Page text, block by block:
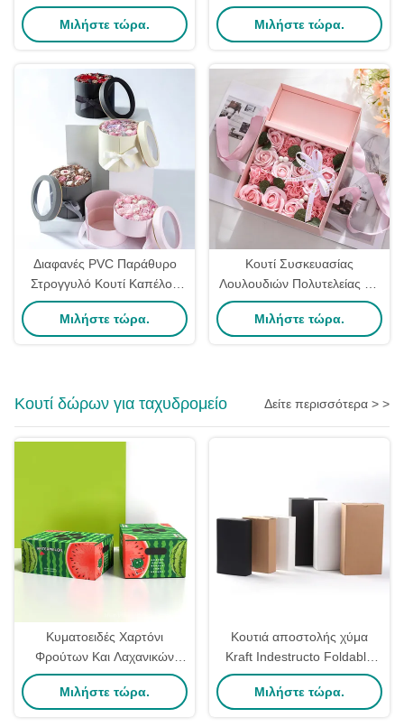
λουλουδιών τριαντάφυλλων
κουτί μπουκέτο χειροποίητο
Μιλήστε τώρα.
Τριαντάφυλλων Κουτί με
Χρυσό Λογότυπο Σφράγισης
Κουτιά
Μιλήστε τώρα.
Διαφανές PVC Παράθυρο
Στρογγυλό Κουτί Καπέλου
Λουλουδιών Ημέρας της
Μητέρας Συσκευασία
Μιλήστε τώρα.
Κουτί Συσκευασίας
Λουλουδιών Πολυτελείας Με
Κορδέλα, Φορητό,
Επαναχρησιμοποιήσιμο
Μιλήστε τώρα.
Κουτί δώρων για ταχυδρομείο Δείτε περισσότερα > >
Κυματοειδές Χαρτόνι
Φρούτων Και Λαχανικών
Χαρτοκιβώτια Για Καρπούζι
Αχλάδι Ανανάς Πορτοκάλι
Μιλήστε τώρα.
Κουτιά αποστολής χύμα
Kraft Indestructo Foldable
για αποστολή εσωρούχων
και καλτσών
Μιλήστε τώρα.